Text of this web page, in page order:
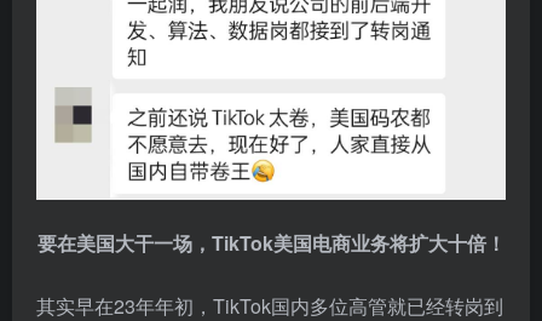
要在美国大干一场，TikTok美国电商业务将扩大十倍！
其实早在23年年初，TikTok国内多位高管就已经转岗到